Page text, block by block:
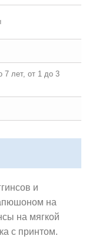
7 лет, от 1 до 3
и
на
на мягкой
с принтом.